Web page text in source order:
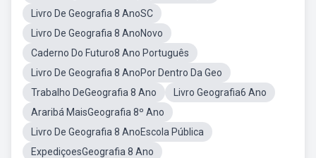
Livro De Geografia 8 AnoSC
Livro De Geografia 8 AnoNovo
Caderno Do Futuro8 Ano Português
Livro De Geografia 8 AnoPor Dentro Da Geo
Trabalho DeGeografia 8 Ano
Livro Geografia6 Ano
Araribá MaisGeografia 8º Ano
Livro De Geografia 8 AnoEscola Pública
ExpediçoesGeografia 8 Ano